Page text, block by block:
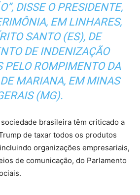
DISSE O PRESIDENTE,
EM LINHARES,
SANTO (ES), DE
DE INDENIZAÇÃO
PELO ROMPIMENTO DA
MARIANA, EM MINAS
(MG).
brasileira têm criticado a
de taxar todos os produtos
organizações empresariais,
de comunicação, do Parlamento